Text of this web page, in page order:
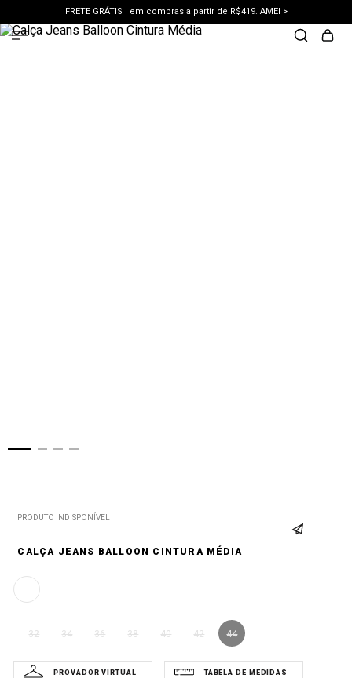
FRETE GRÁTIS | em compras a partir de R$419. AMEI >
PIX | 5% off no pix à vista. APROVEITAR >
PRODUTO INDISPONÍVEL
CALÇA JEANS BALLOON CINTURA MÉDIA
32 34 36 38 40 42 44